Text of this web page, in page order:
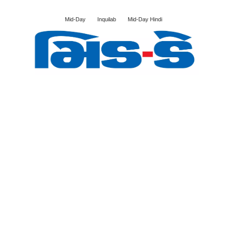
Mid-Day Inquilab Mid-Day Hindi